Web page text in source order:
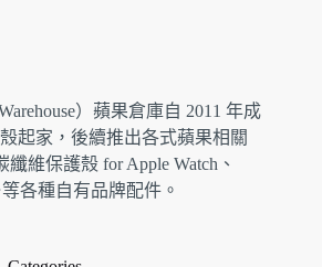
）蘋果倉庫自 2011 年成
起家，後續推出各式蘋果相關
纖維保護殼 for Apple Watch、
各種自有品牌配件。